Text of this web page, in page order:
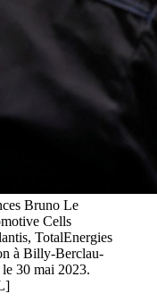
Bruno Le
Cells
TotalEnergies
à Billy-Berclau-
30 mai 2023.